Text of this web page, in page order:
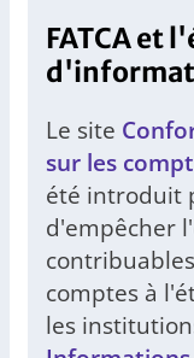
FATCA et
Le site
sur les
été introduit
d'empêcher
comptes à
les